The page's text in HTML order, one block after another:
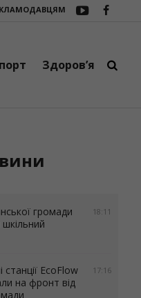
футболу: Рогатинщина
Здоров’я
18:11
громади
17:16
станції EcoFlow
на фронт від